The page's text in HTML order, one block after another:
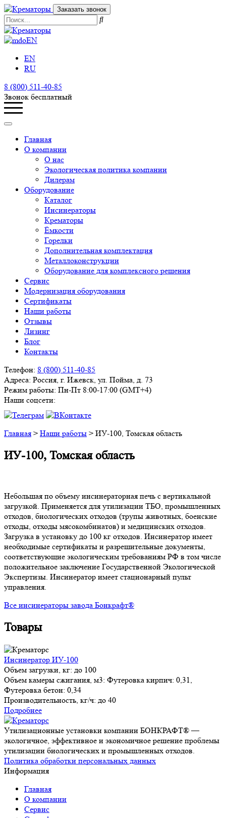
Заказать звонок
EN
EN
RU
8 (800) 511-40-85
Звонок бесплатный
Главная
О компании
О нас
Экологическая политика компании
Дилерам
Оборудование
Каталог
Инсинераторы
Крематоры
Ёмкости
Горелки
Дополнительная комплектация
Металлоконструкции
Оборудование для комплексного решения
Сервис
Модернизация оборудования
Сертификаты
Наши работы
Отзывы
Лизинг
Блог
Контакты
Телефон: 8 (800) 511-40-85
Адреса: Россия, г. Ижевск, ул. Пойма, д. 73
Режим работы: Пн-Пт 8:00-17:00 (GMT+4)
Наши соцсети:
Главная > Наши работы > ИУ-100, Томская область
ИУ-100, Томская область
Небольшая по объему инсинераторная печь с вертикальной
загрузкой. Применяется для утилизации ТБО, промышленных
отходов, биологических отходов (трупы животных, боенские
отходы, отходы мясокомбинатов) и медицинских отходов.
Загрузка в установку до 100 кг отходов. Инсинератор имеет
необходимые сертификаты и разрешительные документы,
соответствующие экологическим требованиям РФ в том числе
положительное заключение Государственной Экологической
Экспертизы. Инсинератор имеет стационарный пульт
управления.
Все инсинераторы завода Бонкрафт®
Товары
Инсинератор ИУ-100
Объем загрузки, кг: до 100
Объем камеры сжигания, м3: Футеровка кирпич: 0,31,
Футеровка бетон: 0,34
Производительность, кг/ч: до 40
Подробнее
Утилизационные установки компании БОНКРАФТ® —
экологичное, эффективное и экономичное решение проблемы
утилизации биологических и промышленных отходов.
Политика обработки персональных данных
Информация
Главная
О компании
Сервис